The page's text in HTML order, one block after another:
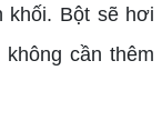
khối. Bột sẽ hơi
cần thêm